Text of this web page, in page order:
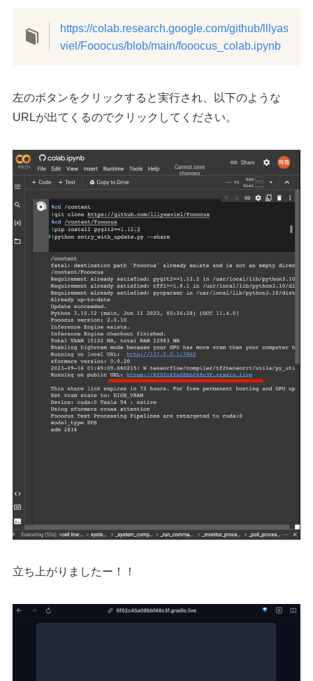
https://colab.research.google.com/github/lllyas
viel/Fooocus/blob/main/fooocus_colab.ipynb
左のボタンをクリックすると実行され、以下のような
URLが出てくるのでクリックしてください。
立ち上がりましたー！！